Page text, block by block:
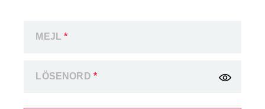
MEJL*
LÖSENORD *